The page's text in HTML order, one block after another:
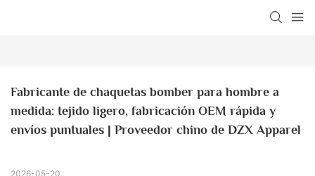
Fabricante de chaquetas bomber para hombre a
medida: tejido ligero, fabricación OEM rápida y
envíos puntuales | Proveedor chino de DZX Apparel
2026-05-20